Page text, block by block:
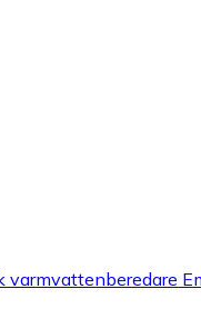
varmvattenberedare